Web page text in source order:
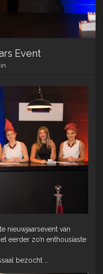
Event
nieuwjaarsevent van
eerder zo’n enthousiaste
bezocht …